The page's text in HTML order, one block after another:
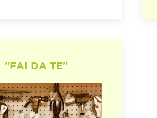
"FAI DA TE"